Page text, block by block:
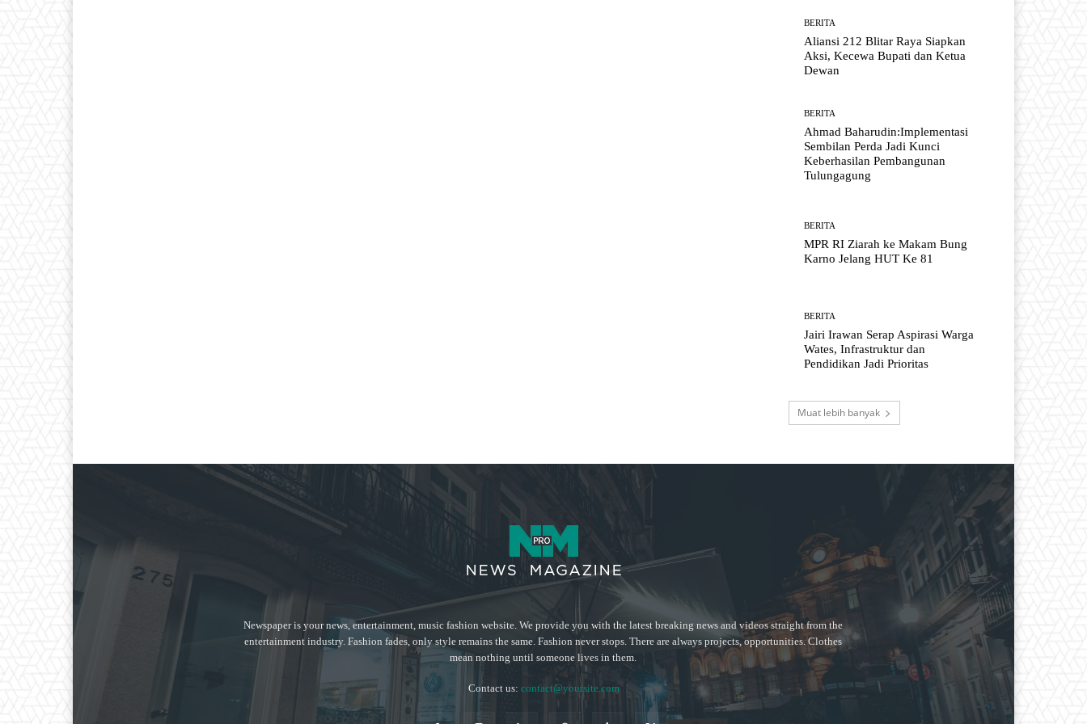
BERITA
Aliansi 212 Blitar Raya Siapkan
Aksi, Kecewa Bupati dan Ketua
Dewan
BERITA
Ahmad Baharudin:Implementasi
Sembilan Perda Jadi Kunci
Keberhasilan Pembangunan
Tulungagung
BERITA
MPR RI Ziarah ke Makam Bung
Karno Jelang HUT Ke 81
BERITA
Jairi Irawan Serap Aspirasi Warga
Wates, Infrastruktur dan
Pendidikan Jadi Prioritas
Muat lebih banyak
Newspaper is your news, entertainment, music fashion website. We provide you with the latest breaking news and videos straight from the
entertainment industry. Fashion fades, only style remains the same. Fashion never stops. There are always projects, opportunities. Clothes
mean nothing until someone lives in them.
Contact us: contact@yoursite.com